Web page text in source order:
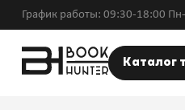
График работы: 09:30-18:00
Каталог